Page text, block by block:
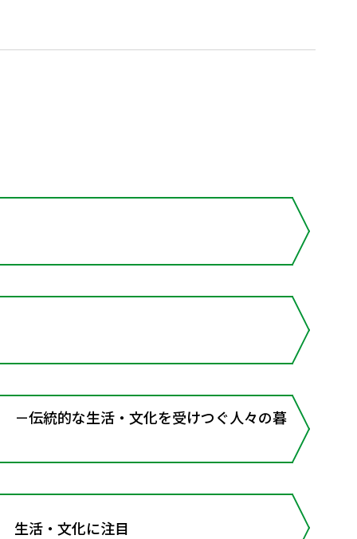
統的な生活・文化を受けつぐ人々の暮
活・文化に注目